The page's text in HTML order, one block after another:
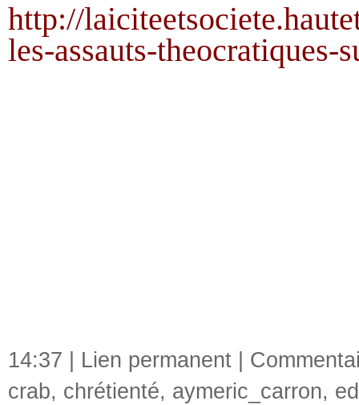
http://
les-assauts-theocratiques-
14:37 | Lien permanent
crab, chrétienté, aymeric_carron,